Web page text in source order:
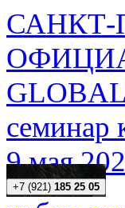
САНКТ-
семинар
9 мая
+7 (921) 185 25 05